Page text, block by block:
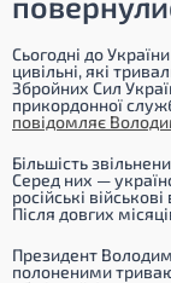
Сьогодні до
цивільні, які
Збройних Сил
прикордонної
повідомляє
Більшість
Серед них —
російські
Після довгих
Президент
полоненими